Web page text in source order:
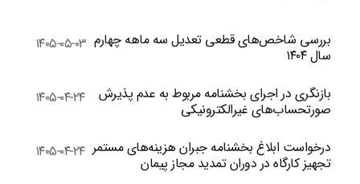
بررسی شاخص‌های قطعی تعدیل سه ماهه چهارم
سال ۱۴۰۴
۱۴۰۵-۰۵-۰۳
بازنگری در اجرای بخشنامه مربوط به عدم پذیرش
صورتحساب‌های غیرالکترونیکی
۱۴۰۵-۰۴-۲۴
درخواست ابلاغ بخشنامه جبران هزینه‌های مستمر
تجهیز کارگاه در دوران تمدید مجاز پیمان
۱۴۰۵-۰۴-۲۴